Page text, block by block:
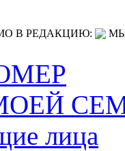
В РЕДАКЦИЮ:
лица